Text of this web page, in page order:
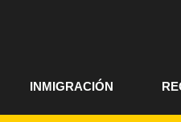
INMIGRACIÓN